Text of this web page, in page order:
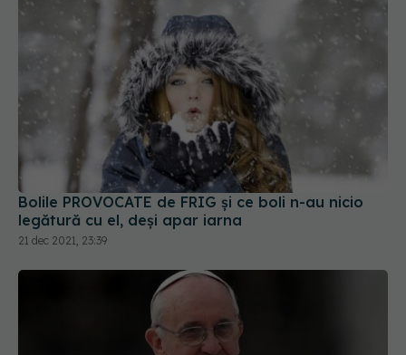
Bolile PROVOCATE de FRIG și ce boli n-au nicio
legătură cu el, deși apar iarna
21 dec 2021, 23:39